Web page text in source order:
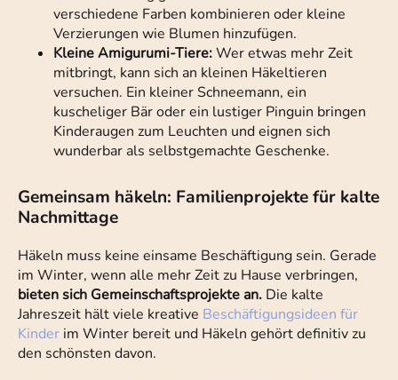
verschiedene Farben kombinieren oder kleine
Verzierungen wie Blumen hinzufügen.
Kleine Amigurumi-Tiere:Wer etwas mehr Zeit
mitbringt, kann sich an kleinen Häkeltieren
versuchen. Ein kleiner Schneemann, ein
kuscheliger Bär oder ein lustiger Pinguin bringen
Kinderaugen zum Leuchten und eignen sich
wunderbar als selbstgemachte Geschenke.
Gemeinsam häkeln: Familienprojekte für kalte
Nachmittage
Häkeln muss keine einsame Beschäftigung sein. Gerade
im Winter, wenn alle mehr Zeit zu Hause verbringen,
bieten sich Gemeinschaftsprojekte an. Die kalte
Jahreszeit hält viele kreative Beschäftigungsideen für
Kinder im Winter bereit und Häkeln gehört definitiv zu
den schönsten davon.